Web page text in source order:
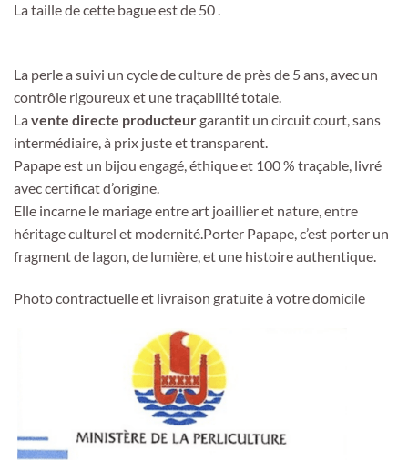
La taille de cette bague est de 50 .
La perle a suivi un cycle de culture de près de 5 ans, avec un
contrôle rigoureux et une traçabilité totale.
La vente directe producteurgarantit un circuit court, sans
intermédiaire, à prix juste et transparent.
Papape est un bijou engagé, éthique et 100 % traçable, livré
avec certificat d’origine.
Elle incarne le mariage entre art joaillier et nature, entre
héritage culturel et modernité.Porter Papape, c’est porter un
fragment de lagon, de lumière, et une histoire authentique.
Photo contractuelle et livraison gratuite à votre domicile